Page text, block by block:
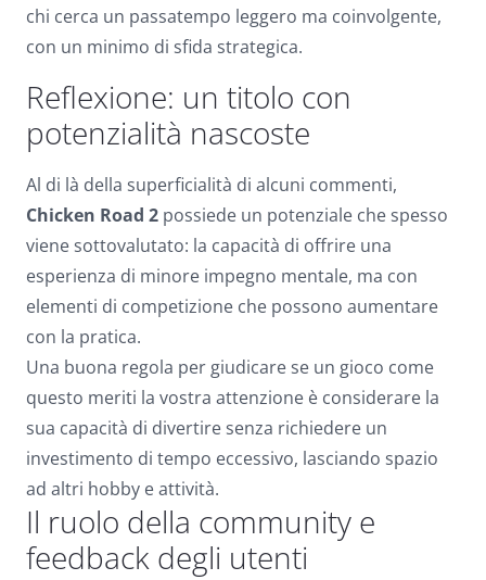
chi cerca un passatempo leggero ma coinvolgente,
con un minimo di sfida strategica.
Reflexione: un titolo con
potenzialità nascoste
Al di là della superficialità di alcuni commenti,
Chicken Road 2 possiede un potenziale che spesso
viene sottovalutato: la capacità di offrire una
esperienza di minore impegno mentale, ma con
elementi di competizione che possono aumentare
con la pratica.
Una buona regola per giudicare se un gioco come
questo meriti la vostra attenzione è considerare la
sua capacità di divertire senza richiedere un
investimento di tempo eccessivo, lasciando spazio
ad altri hobby e attività.
Il ruolo della community e
feedback degli utenti